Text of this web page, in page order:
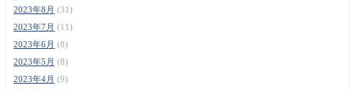
2023年8月 (31)
2023年7月 (11)
2023年6月 (8)
2023年5月 (8)
2023年4月 (9)